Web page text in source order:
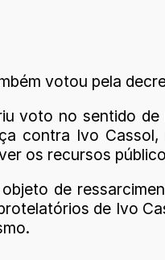
votou pela
voto no sentido
contra Ivo
os recursos
de
de Ivo